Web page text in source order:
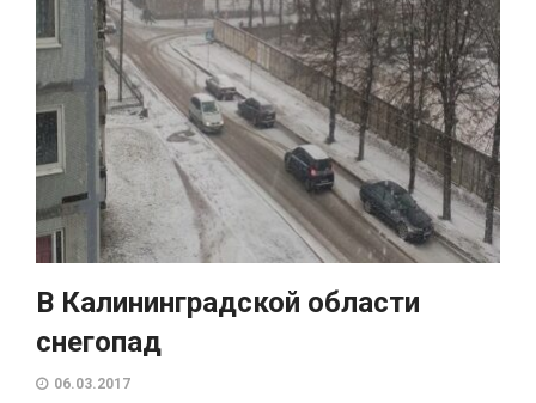
В Калининградской области
снегопад
06.03.2017